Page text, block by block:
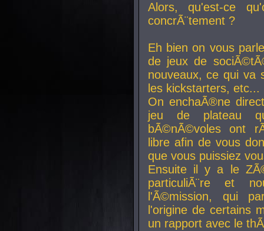
Alors, qu'est-ce
concrÃ¨tement ?
Eh bien on vous
de jeux de
nouveaux, ce qui va
les kickstarters, etc...
On enchaÃ®ne
jeu de plateau
bÃ©nÃ©voles ont
libre afin de vous
que vous puissiez
Ensuite il y a le
particuliÃ¨re et
l'Ã©mission, qui
l'origine de certains
un rapport avec le